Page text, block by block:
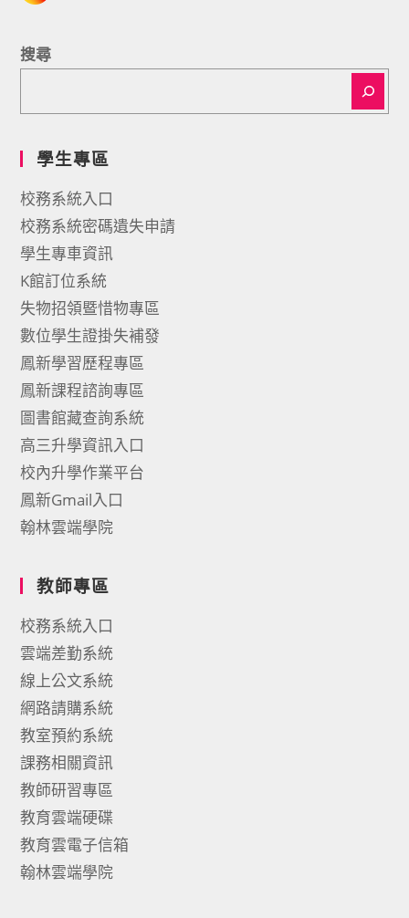
搜尋
學生專區
校務系統入口
校務系統密碼遺失申請
學生專車資訊
K館訂位系統
失物招領暨惜物專區
數位學生證掛失補發
鳳新學習歷程專區
鳳新課程諮詢專區
圖書館藏查詢系統
高三升學資訊入口
校內升學作業平台
鳳新Gmail入口
翰林雲端學院
教師專區
校務系統入口
雲端差勤系統
線上公文系統
網路請購系統
教室預約系統
課務相關資訊
教師研習專區
教育雲端硬碟
教育雲電子信箱
翰林雲端學院